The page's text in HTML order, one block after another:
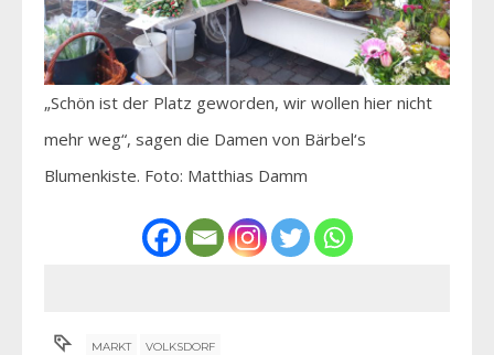
„Schön ist der Platz geworden, wir wollen hier nicht
mehr weg“, sagen die Damen von Bärbel‘s
Blumenkiste. Foto: Matthias Damm
MARKT VOLKSDORF